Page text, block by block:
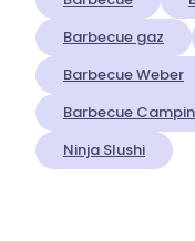
Barbecue gaz
Barbecue Weber
Barbecue
Ninja Slushi